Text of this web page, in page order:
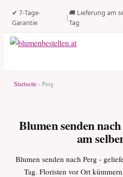
✔ 7-Tage-
Garantie
|
🚚 Lieferung am
Tag
Startseite › Perg
Blumen senden
am
Blumen senden nach Perg -
Tag. Floristen vor Ort